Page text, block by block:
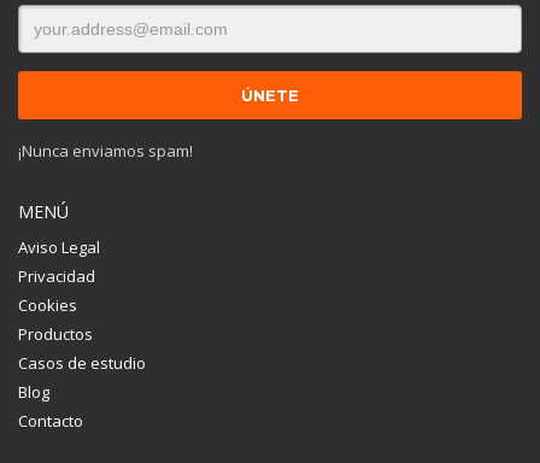
¡Nunca enviamos spam!
MENÚ
Aviso Legal
Privacidad
Cookies
Productos
Casos de estudio
Blog
Contacto